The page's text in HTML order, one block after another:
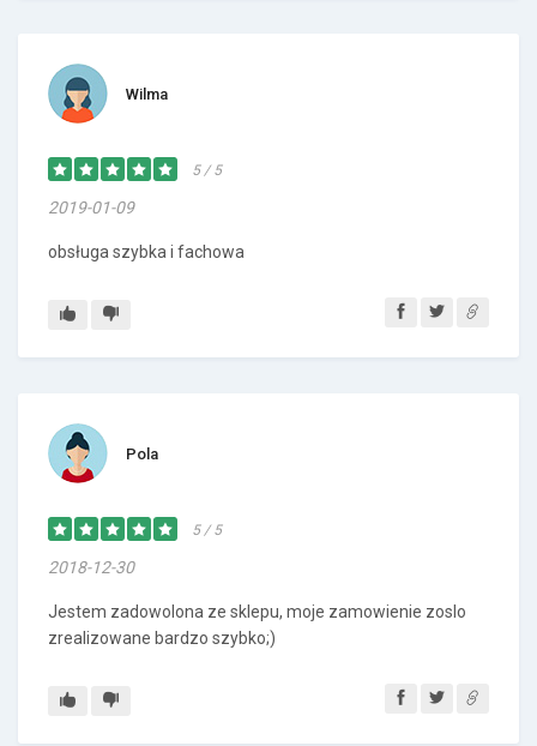
Wilma
5 / 5
2019-01-09
obsługa szybka i fachowa
Pola
5 / 5
2018-12-30
Jestem zadowolona ze sklepu, moje zamowienie zoslo
zrealizowane bardzo szybko;)